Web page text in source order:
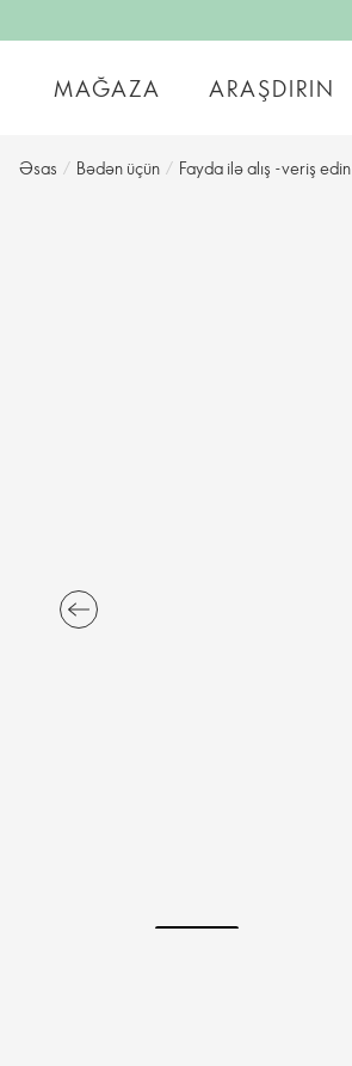
MAĞAZA ARAŞDIRIN
Əsas / Bədən üçün / Fayda ilə alış -veriş edin